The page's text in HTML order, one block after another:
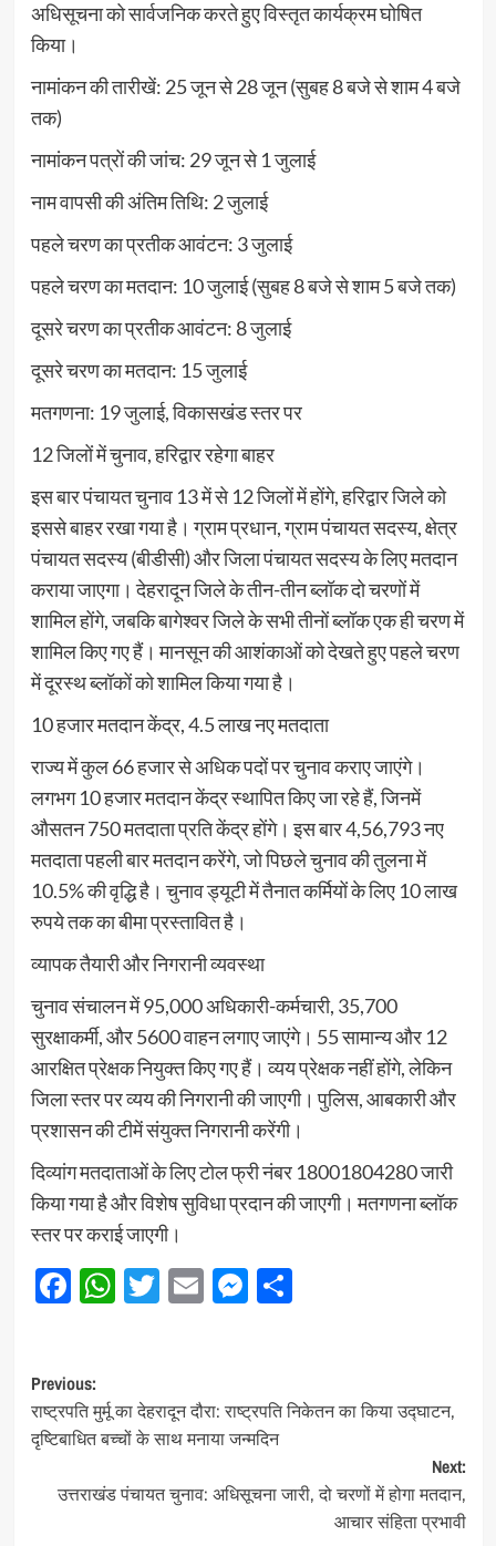
अधिसूचना को सार्वजनिक करते हुए विस्तृत कार्यक्रम घोषित
किया।
नामांकन की तारीखें: 25 जून से 28 जून (सुबह 8 बजे से शाम 4 बजे
तक)
नामांकन पत्रों की जांच: 29 जून से 1 जुलाई
नाम वापसी की अंतिम तिथि: 2 जुलाई
पहले चरण का प्रतीक आवंटन: 3 जुलाई
पहले चरण का मतदान: 10 जुलाई (सुबह 8 बजे से शाम 5 बजे तक)
दूसरे चरण का प्रतीक आवंटन: 8 जुलाई
दूसरे चरण का मतदान: 15 जुलाई
मतगणना: 19 जुलाई, विकासखंड स्तर पर
12 जिलों में चुनाव, हरिद्वार रहेगा बाहर
इस बार पंचायत चुनाव 13 में से 12 जिलों में होंगे, हरिद्वार जिले को
इससे बाहर रखा गया है। ग्राम प्रधान, ग्राम पंचायत सदस्य, क्षेत्र
पंचायत सदस्य (बीडीसी) और जिला पंचायत सदस्य के लिए मतदान
कराया जाएगा। देहरादून जिले के तीन-तीन ब्लॉक दो चरणों में
शामिल होंगे, जबकि बागेश्वर जिले के सभी तीनों ब्लॉक एक ही चरण में
शामिल किए गए हैं। मानसून की आशंकाओं को देखते हुए पहले चरण
में दूरस्थ ब्लॉकों को शामिल किया गया है।
10 हजार मतदान केंद्र, 4.5 लाख नए मतदाता
राज्य में कुल 66 हजार से अधिक पदों पर चुनाव कराए जाएंगे।
लगभग 10 हजार मतदान केंद्र स्थापित किए जा रहे हैं, जिनमें
औसतन 750 मतदाता प्रति केंद्र होंगे। इस बार 4,56,793 नए
मतदाता पहली बार मतदान करेंगे, जो पिछले चुनाव की तुलना में
10.5% की वृद्धि है। चुनाव ड्यूटी में तैनात कर्मियों के लिए 10 लाख
रुपये तक का बीमा प्रस्तावित है।
व्यापक तैयारी और निगरानी व्यवस्था
चुनाव संचालन में 95,000 अधिकारी-कर्मचारी, 35,700
सुरक्षाकर्मी, और 5600 वाहन लगाए जाएंगे। 55 सामान्य और 12
आरक्षित प्रेक्षक नियुक्त किए गए हैं। व्यय प्रेक्षक नहीं होंगे, लेकिन
जिला स्तर पर व्यय की निगरानी की जाएगी। पुलिस, आबकारी और
प्रशासन की टीमें संयुक्त निगरानी करेंगी।
दिव्यांग मतदाताओं के लिए टोल फ्री नंबर 18001804280 जारी
किया गया है और विशेष सुविधा प्रदान की जाएगी। मतगणना ब्लॉक
स्तर पर कराई जाएगी।
Facebook
WhatsApp
Twitter
EmailMessenger
Share
Post
navigation
Previous:
राष्ट्रपति मुर्मू का देहरादून दौरा: राष्ट्रपति निकेतन का किया उद्घाटन,
दृष्टिबाधित बच्चों के साथ मनाया जन्मदिन
Next:
उत्तराखंड पंचायत चुनाव: अधिसूचना जारी, दो चरणों में होगा मतदान,
आचार संहिता प्रभावी